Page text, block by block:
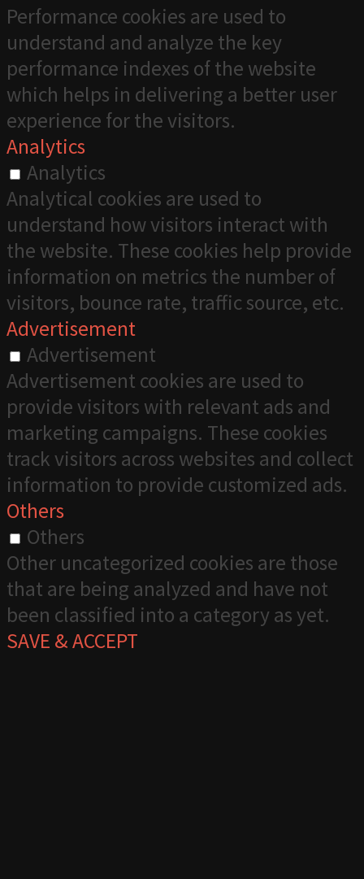
Performance cookies are used to
understand and analyze the key
performance indexes of the website
which helps in delivering a better user
experience for the visitors.
Analytics
Analytics
Analytical cookies are used to
understand how visitors interact with
the website. These cookies help provide
information on metrics the number of
visitors, bounce rate, traffic source, etc.
Advertisement
Advertisement
Advertisement cookies are used to
provide visitors with relevant ads and
marketing campaigns. These cookies
track visitors across websites and collect
information to provide customized ads.
Others
Others
Other uncategorized cookies are those
that are being analyzed and have not
been classified into a category as yet.
SAVE & ACCEPT